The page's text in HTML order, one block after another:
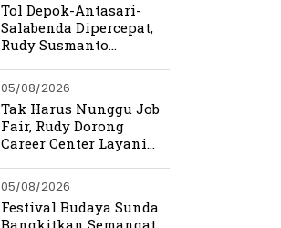
Tol Depok-Antasari-
Salabenda Dipercepat,
Rudy Susmanto
Magnet Investasi
05/08/2026
Tak Harus Nunggu Job
Fair, Rudy Dorong
Career Center Layani
Hari
05/08/2026
Festival Budaya Sunda
Bangkitkan Semangat